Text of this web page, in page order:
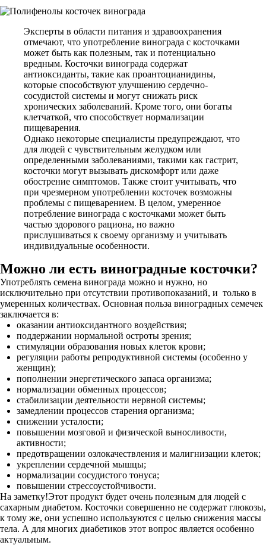
Эксперты в области питания и здравоохранения
отмечают, что употребление винограда с косточками
может быть как полезным, так и потенциально
вредным. Косточки винограда содержат
антиоксиданты, такие как проантоцианидины,
которые способствуют улучшению сердечно-
сосудистой системы и могут снижать риск
хронических заболеваний. Кроме того, они богаты
клетчаткой, что способствует нормализации
пищеварения.
Однако некоторые специалисты предупреждают, что
для людей с чувствительным желудком или
определенными заболеваниями, такими как гастрит,
косточки могут вызывать дискомфорт или даже
обострение симптомов. Также стоит учитывать, что
при чрезмерном употреблении косточек возможны
проблемы с пищеварением. В целом, умеренное
потребление винограда с косточками может быть
частью здорового рациона, но важно
прислушиваться к своему организму и учитывать
индивидуальные особенности.
Можно ли есть виноградные косточки?
Употреблять семена винограда можно и нужно, но
исключительно при отсутствии противопоказаний, и только в
умеренных количествах. Основная польза виноградных семечек
заключается в:
оказании антиоксидантного воздействия;
поддержании нормальной остроты зрения;
стимуляции образования новых клеток крови;
регуляции работы репродуктивной системы (особенно у
женщин);
пополнении энергетического запаса организма;
нормализации обменных процессов;
стабилизации деятельности нервной системы;
замедлении процессов старения организма;
снижении усталости;
повышении мозговой и физической выносливости,
активности;
предотвращении озлокачествления и малигнизации клеток;
укреплении сердечной мышцы;
нормализации сосудистого тонуса;
повышении стрессоустойчивости.
На заметку!Этот продукт будет очень полезным для людей с
сахарным диабетом. Косточки совершенно не содержат глюкозы,
к тому же, они успешно используются с целью снижения массы
тела. А для многих диабетиков этот вопрос является особенно
актуальным.